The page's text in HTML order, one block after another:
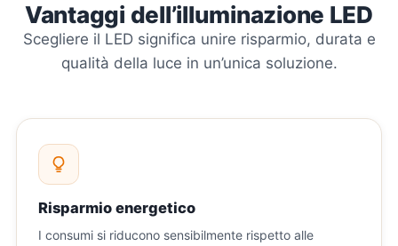
Vantaggi dell’illuminazione LED
Scegliere il LED significa unire risparmio, durata e
qualità della luce in un’unica soluzione.
Risparmio energetico
I consumi si riducono sensibilmente rispetto alle